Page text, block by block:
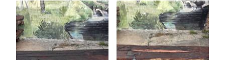
1/3 1/3